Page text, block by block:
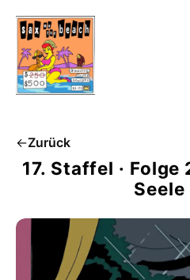
←Zurück
17. Staffel ·